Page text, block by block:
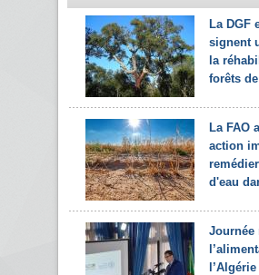
La DGF
signent
la
forêts
La FAO
action
d'eau
Journée